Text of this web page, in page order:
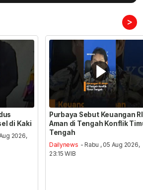
>
di Kaki
2026,
Purbaya Sebut Keuangan RI
Aman di Tengah Konflik
Tengah
Dailynews - Rabu , 05 Aug 2026,
23:15 WIB